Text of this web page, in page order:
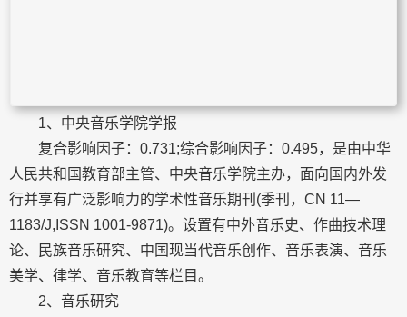
1、中央音乐学院学报
复合影响因子：0.731;综合影响因子：0.495，是由中华
人民共和国教育部主管、中央音乐学院主办，面向国内外发
行并享有广泛影响力的学术性音乐期刊(季刊，CN 11—
1183/J,ISSN 1001-9871)。设置有中外音乐史、作曲技术理
论、民族音乐研究、中国现当代音乐创作、音乐表演、音乐
美学、律学、音乐教育等栏目。
2、音乐研究